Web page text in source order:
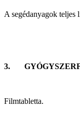
A segédanyagok teljes
3.
Filmtabletta.